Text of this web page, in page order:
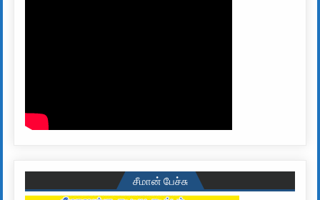
சீமான் பேச்சு